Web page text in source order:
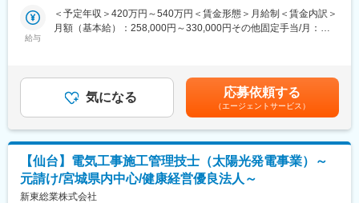
保険という商品を提供し、安心して幸せな生活を過ごしてもらう
ことです。保険とは「将来の安心」を提供するものだと思ってい
（3）新東総業：「街をつくる」・建設で、私たちの住む街を元気
に私たちの住む街を住みよい街、商売しやすい街にするお手伝い
をしていきます。
◎「健康経営優良法人2026」に認定されました
変更の範囲：会社の定める業務
◇顧客との打ち合わせ
◇見積・積算業務
■案件について：
・自家消費型の太陽光発電設備工事（屋根上・野立て）
・売電を目的とした野立て太陽光発電所の建設 等
◎元請けで、実際の施工は下請けの会社にお願いをします。
◎今のところ小～中規模が多く、メガソーラー発電所ではありま
せん。
◎再生可能エネルギー関連事業、グリーンエネルギー事業を拡大
給与
＜予定年収＞420万円～540万円＜賃金形態＞月給制＜賃金内訳＞
月額（基本給）：258,000円～330,000円その他固定手当/月：
業手当＞有＜給与補足＞※上記月給詳細はメンバー職の金額となり
ます。※管理監督者の場合、月給400,000円／年収540万円（基本
給330,000円＋役職手当60,000円＋諸手当10,000円）※残業手当な
し■賞与：年2回■昇給：年1回賃金はあくまでも目安の金額であ
り、選考を通じて上下する可能性があります。月給(月額)は固定手
当を含めた表記です。
気になる 応募依頼する
（エージェントサービス）
【仙台】電気工事施工管理技士（太陽光発電事業）～
元請け/宮城県内中心/健康経営優良法人～
新東総業株式会社